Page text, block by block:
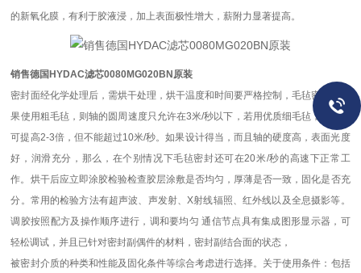
的新氧化膜，有利于胶液浸，加上表面极性增大，薪附力显著提高。
销售德国HYDAC滤芯0080MG020BN原装
密封面经化学处理后，需烘干处理，烘干温度和时间要严格控制，毛毡密封中如
果使用粗毛毡，则轴的圆周速度只允许在3米/秒以下，若用优质细毛毡，则速度
可提高2-3倍，但不能超过10米/秒。如果设计得当，而且轴的硬度高，表面光度
好，润滑充分，那么，在个别情况下毛毡密封还可在20米/秒的高速下正常工
作。烘干后应立即涂胶检验检查胶层涂敷是否均匀，厚薄是否一致，固化是否充
分。常用的检验方法有超声波、声发射、X射线辐照、红外线以及全息摄影等。
调胶按照配方及操作顺序进行，调和要均匀 通信节点具有集成图形显示器，可
轻松调试，并且已针对密封副偶件的材料，密封副结合面的状态，
被密封介质的种类和性能及固化条件等综合考虑进行选择。关于使用条件：包括